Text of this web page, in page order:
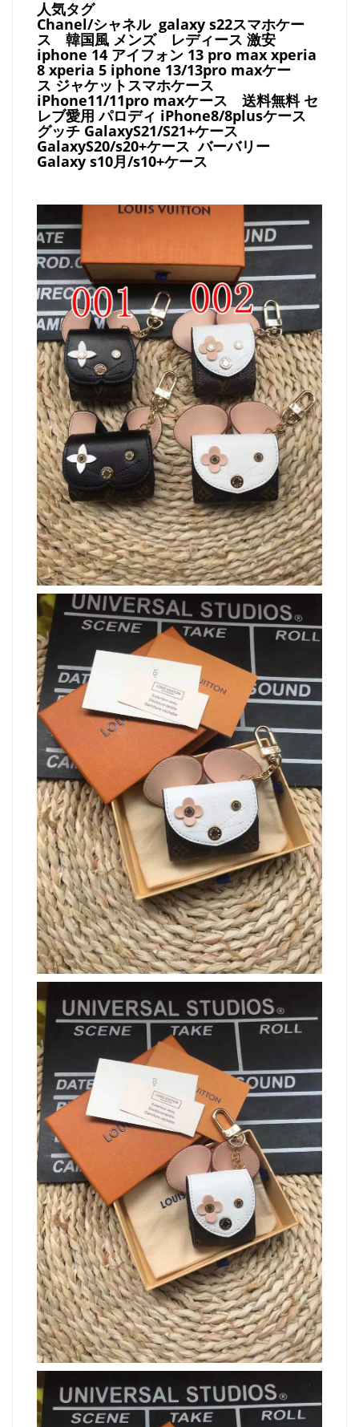
人気タグ
Chanel/シャネル galaxy s22スマホケー
ス 韓国風 メンズ レディース 激安
iphone 14 アイフォン 13 pro max xperia
8 xperia 5 iphone 13/13pro maxケー
ス ジャケットスマホケース
iPhone11/11pro maxケース 送料無料 セ
レブ愛用 パロディ iPhone8/8plusケース
グッチ GalaxyS21/S21+ケース
GalaxyS20/s20+ケース バーバリー
Galaxy s10月/s10+ケース